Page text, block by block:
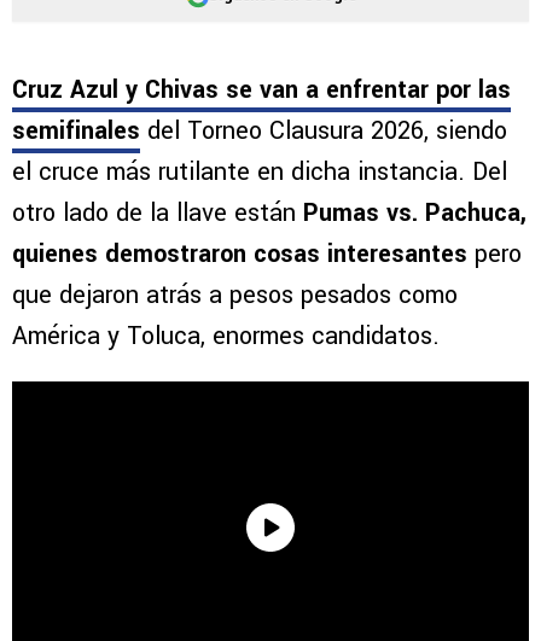
Cruz Azul y Chivas se van a enfrentar por las
semifinales del Torneo Clausura 2026, siendo
el cruce más rutilante en dicha instancia. Del
otro lado de la llave están Pumas vs. Pachuca,
quienes demostraron cosas interesantes pero
que dejaron atrás a pesos pesados como
América y Toluca, enormes candidatos.